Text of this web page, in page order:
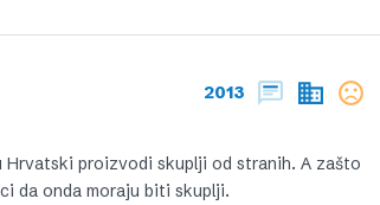
2013
Hrvatski proizvodi skuplji od stranih. A zašto
da onda moraju biti skuplji.